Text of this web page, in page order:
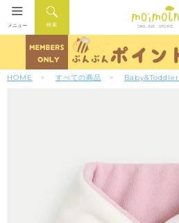
ONLINE STORE
検索
メニュー
HOME すべての商品 Baby&Toddler